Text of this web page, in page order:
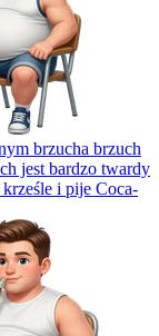
brzucha brzuch
jest bardzo twardy
i pije Coca-